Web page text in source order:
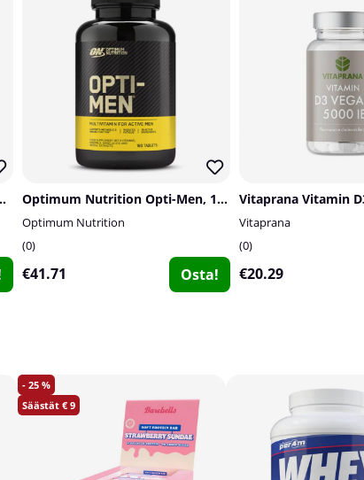
Complex Optimum Nutrition Opti-Men, 180 tabs
Optimum Nutrition
0
€41.71 Osta!
Vitaprana
0
€20.29
25
9